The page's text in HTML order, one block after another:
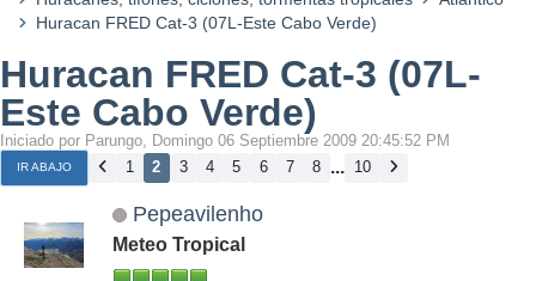
Huracan FRED Cat-3 (07L-Este Cabo Verde)
Huracan FRED Cat-3 (07L-
Este Cabo Verde)
Iniciado por Parungo, Domingo 06 Septiembre 2009 20:45:52 PM
IR ABAJO 1 2 3 4 5 6 7 8 ... 10
Pepeavilenho
Meteo Tropical